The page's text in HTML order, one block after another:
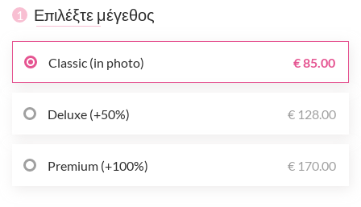
1 Επιλέξτε μέγεθος
Classic (in photo) € 85.00
Deluxe (+50%) € 128.00
Premium (+100%) € 170.00